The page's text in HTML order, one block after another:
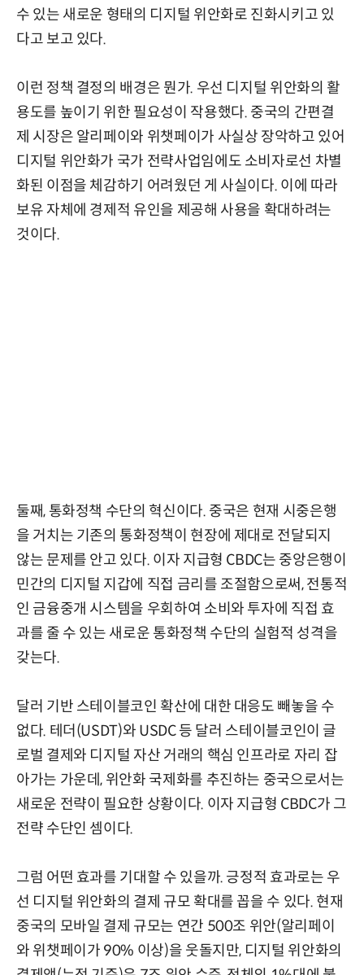
수 있는 새로운 형태의 디지털 위안화로 진화시키고 있
다고 보고 있다.
이런 정책 결정의 배경은 뭔가. 우선 디지털 위안화의 활
용도를 높이기 위한 필요성이 작용했다. 중국의 간편결
제 시장은 알리페이와 위챗페이가 사실상 장악하고 있어
디지털 위안화가 국가 전략사업임에도 소비자로선 차별
화된 이점을 체감하기 어려웠던 게 사실이다. 이에 따라
보유 자체에 경제적 유인을 제공해 사용을 확대하려는
것이다.
둘째, 통화정책 수단의 혁신이다. 중국은 현재 시중은행
을 거치는 기존의 통화정책이 현장에 제대로 전달되지
않는 문제를 안고 있다. 이자 지급형 CBDC는 중앙은행이
민간의 디지털 지갑에 직접 금리를 조절함으로써, 전통적
인 금융중개 시스템을 우회하여 소비와 투자에 직접 효
과를 줄 수 있는 새로운 통화정책 수단의 실험적 성격을
갖는다.
달러 기반 스테이블코인 확산에 대한 대응도 빼놓을 수
없다. 테더(USDT)와 USDC 등 달러 스테이블코인이 글
로벌 결제와 디지털 자산 거래의 핵심 인프라로 자리 잡
아가는 가운데, 위안화 국제화를 추진하는 중국으로서는
새로운 전략이 필요한 상황이다. 이자 지급형 CBDC가 그
전략 수단인 셈이다.
그럼 어떤 효과를 기대할 수 있을까. 긍정적 효과로는 우
선 디지털 위안화의 결제 규모 확대를 꼽을 수 있다. 현재
중국의 모바일 결제 규모는 연간 500조 위안(알리페이
와 위챗페이가 90% 이상)을 웃돌지만, 디지털 위안화의